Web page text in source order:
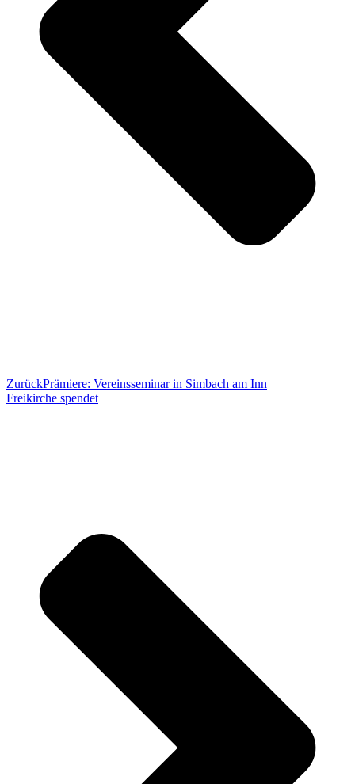
ZurückPrämiere: Vereinsseminar in Simbach am Inn
Freikirche spendet